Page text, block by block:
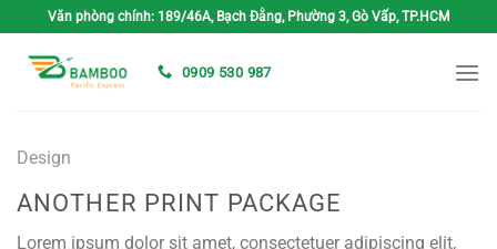
qua
Văn phòng chính: 189/46A, Bạch Đằng, Phường 3, Gò Vấp, TP.HCM
0909 530 987
Design
ANOTHER PRINT PACKAGE
Lorem ipsum dolor sit amet, consectetuer adipiscing elit,